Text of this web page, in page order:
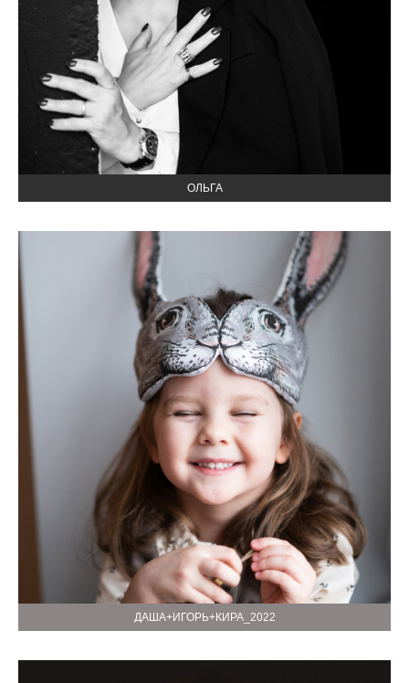
ОЛЬГА
ДАША+ИГОРЬ+КИРА_2022